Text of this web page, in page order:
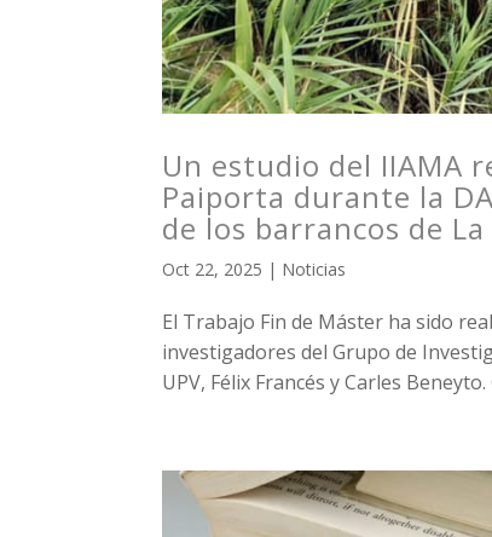
Un estudio del IIAMA
Paiporta durante la
de los barrancos de
Oct 22, 2025 | Noticias
El Trabajo Fin de Máster ha sido
investigadores del Grupo de
UPV, Félix Francés y Carles